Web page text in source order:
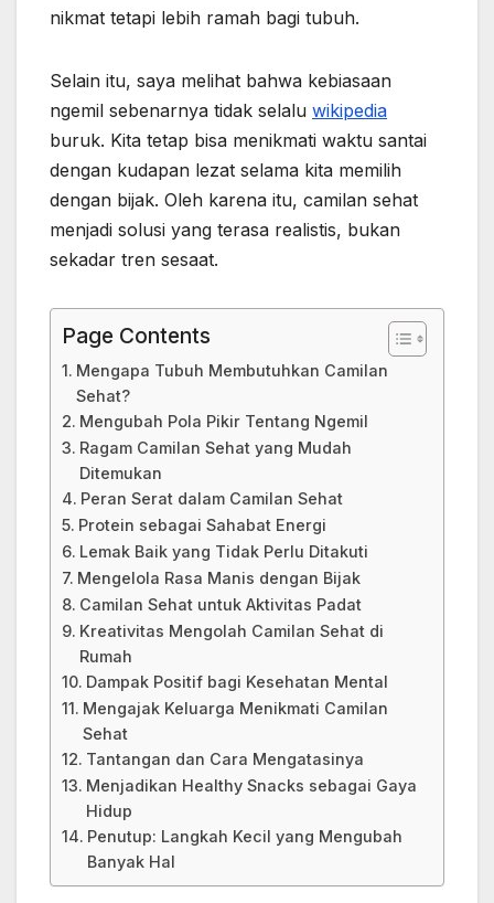
nikmat tetapi lebih ramah bagi tubuh.
Selain itu, saya melihat bahwa kebiasaan
ngemil sebenarnya tidak selalu wikipedia
buruk. Kita tetap bisa menikmati waktu santai
dengan kudapan lezat selama kita memilih
dengan bijak. Oleh karena itu, camilan sehat
menjadi solusi yang terasa realistis, bukan
sekadar tren sesaat.
Page Contents
Mengapa Tubuh Membutuhkan Camilan
Sehat?
Mengubah Pola Pikir Tentang Ngemil
Ragam Camilan Sehat yang Mudah
Ditemukan
Peran Serat dalam Camilan Sehat
Protein sebagai Sahabat Energi
Lemak Baik yang Tidak Perlu Ditakuti
Mengelola Rasa Manis dengan Bijak
Camilan Sehat untuk Aktivitas Padat
Kreativitas Mengolah Camilan Sehat di
Rumah
Dampak Positif bagi Kesehatan Mental
Mengajak Keluarga Menikmati Camilan
Sehat
Tantangan dan Cara Mengatasinya
Menjadikan Healthy Snacks sebagai Gaya
Hidup
Penutup: Langkah Kecil yang Mengubah
Banyak Hal